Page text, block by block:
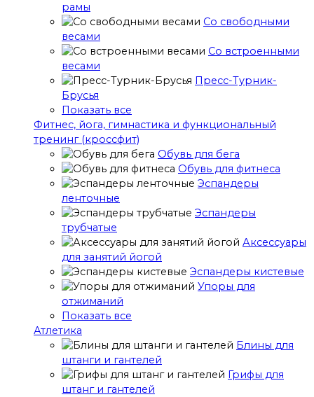
рамы
Со свободными
весами
Со встроенными
весами
Пресс-Турник-
Брусья
Показать все
Фитнес, йога, гимнастика и функциональный
тренинг (кроссфит)
Обувь для бега
Обувь для фитнеса
Эспандеры
ленточные
Эспандеры
трубчатые
Аксессуары
для занятий йогой
Эспандеры кистевые
Упоры для
отжиманий
Показать все
Атлетика
Блины для
штанги и гантелей
Грифы для
штанг и гантелей